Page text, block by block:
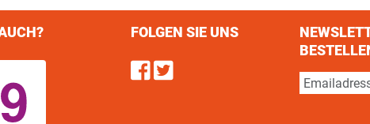
FOLGEN SIE UNS
Find us on Facebook
Follow us on Twitter